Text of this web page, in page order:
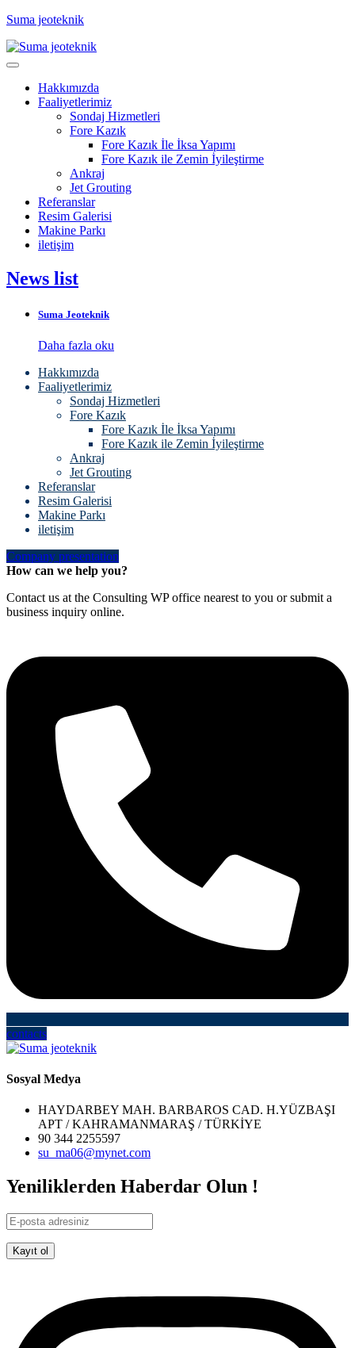
Suma jeoteknik
Hakkımızda
Faaliyetlerimiz
Sondaj Hizmetleri
Fore Kazık
Fore Kazık İle İksa Yapımı
Fore Kazık ile Zemin İyileştirme
Ankraj
Jet Grouting
Referanslar
Resim Galerisi
Makine Parkı
iletişim
News list
Suma Jeoteknik
Daha fazla oku
Hakkımızda
Faaliyetlerimiz
Sondaj Hizmetleri
Fore Kazık
Fore Kazık İle İksa Yapımı
Fore Kazık ile Zemin İyileştirme
Ankraj
Jet Grouting
Referanslar
Resim Galerisi
Makine Parkı
iletişim
Company presentation
How can we help you?
Contact us at the Consulting WP office nearest to you or submit a
business inquiry online.
contacts
Sosyal Medya
HAYDARBEY MAH. BARBAROS CAD. H.YÜZBAŞI
APT / KAHRAMANMARAŞ / TÜRKİYE
90 344 2255597
su_ma06@mynet.com
Yeniliklerden Haberdar Olun !